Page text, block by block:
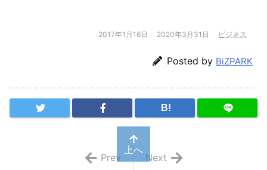
2017年1月16日 2020年3月31日 ビジネス
Posted by BiZPARK
B!
Next
Prev
上へ